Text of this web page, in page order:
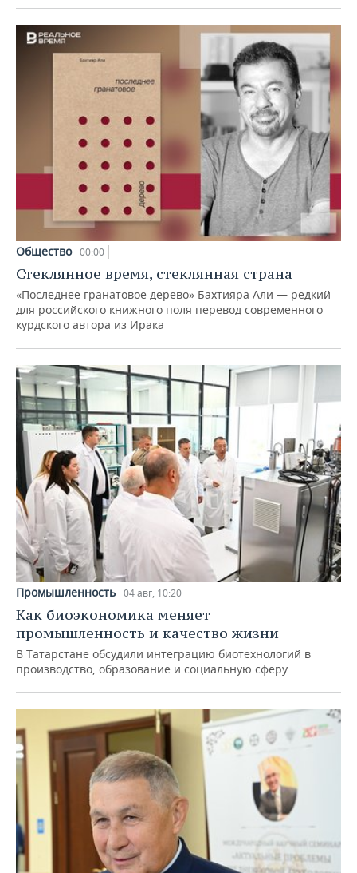
Общество 00:00
Стеклянное время, стеклянная страна
«Последнее гранатовое дерево» Бахтияра Али — редкий
для российского книжного поля перевод современного
курдского автора из Ирака
Промышленность 04 авг, 10:20
Как биоэкономика меняет
промышленность и качество жизни
В Татарстане обсудили интеграцию биотехнологий в
производство, образование и социальную сферу